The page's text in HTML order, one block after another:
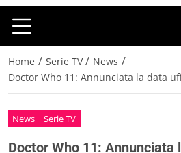
Home / Serie TV / News /
Doctor Who 11: Annunciata la data
News Serie TV
Doctor Who 11: